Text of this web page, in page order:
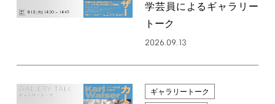
学芸員によるギャラリー
トーク
2026.09.13
ギャラリートーク